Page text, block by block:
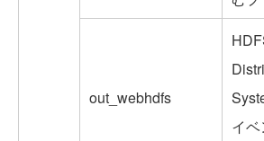
out_webhdfs
イ